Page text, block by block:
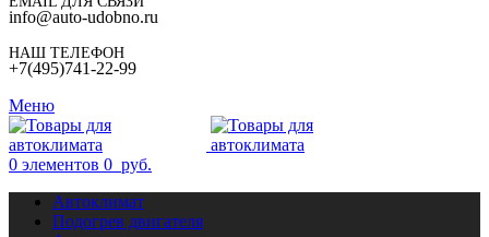
info@auto-udobno.ru
НАШ ТЕЛЕФОН
+7(495)741-22-99
Меню
0 элементов 0 руб.
Автоклимат
Подогрев двигателя